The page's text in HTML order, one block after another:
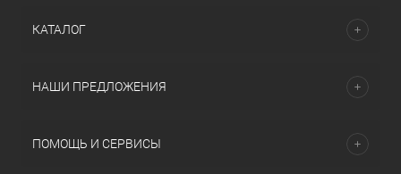
КАТАЛОГ
НАШИ ПРЕДЛОЖЕНИЯ
ПОМОЩЬ И СЕРВИСЫ